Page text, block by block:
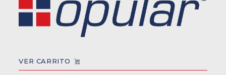
VER CARRITO